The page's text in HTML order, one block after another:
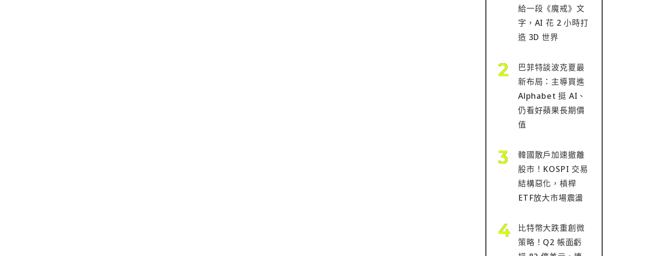
給一段《魔戒》文
字，AI 花 2 小時打
造 3D 世界
巴菲特談波克夏最
新布局：主導買進
Alphabet 挺 AI、
仍看好蘋果長期價
值
韓國散戶加速撤離
股市！KOSPI 交易
結構惡化，槓桿
ETF放大市場震盪
比特幣大跌重創微
策略！Q2 帳面虧